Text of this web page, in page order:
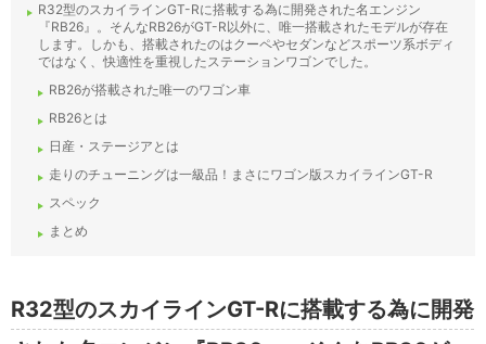
R32型のスカイラインGT-Rに搭載する為に開発された名エンジン
『RB26』。そんなRB26がGT-R以外に、唯一搭載されたモデルが存在
します。しかも、搭載されたのはクーペやセダンなどスポーツ系ボディ
ではなく、快適性を重視したステーションワゴンでした。
RB26が搭載された唯一のワゴン車
RB26とは
日産・ステージアとは
走りのチューニングは一級品！まさにワゴン版スカイラインGT-R
スペック
まとめ
R32型のスカイラインGT-Rに搭載する為に開発